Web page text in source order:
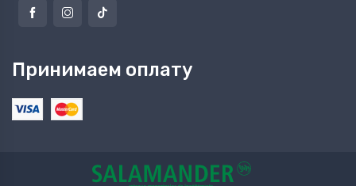
Принимаем оплату